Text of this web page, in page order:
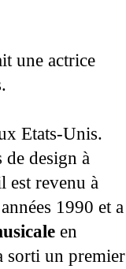
une actrice
Etats-Unis.
design à
est revenu à
1990 et a
en
sorti un premier